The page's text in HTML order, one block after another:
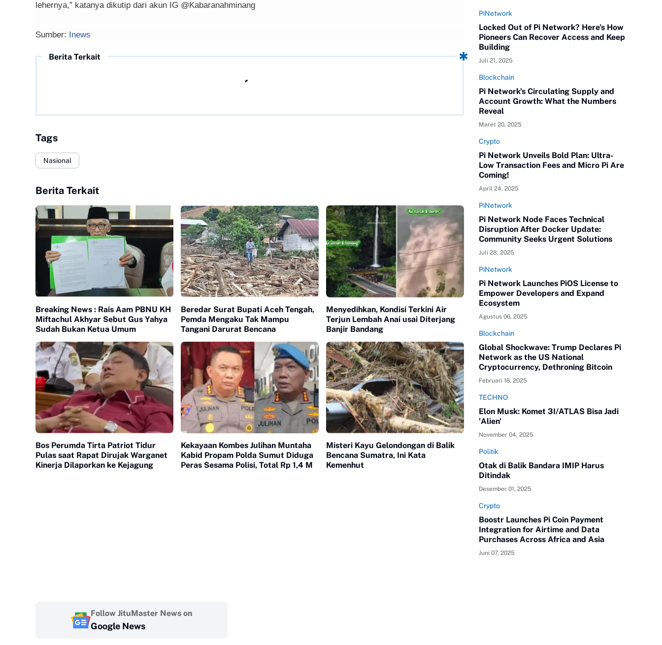
lehernya,” katanya dikutip dari akun IG @Kabaranahminang
Sumber: Inews
Berita Terkait
Tags
Nasional
Berita Terkait
Breaking News : Rais Aam PBNU KH
Miftachul Akhyar Sebut Gus Yahya
Sudah Bukan Ketua Umum
Beredar Surat Bupati Aceh Tengah,
Pemda Mengaku Tak Mampu
Tangani Darurat Bencana
Menyedihkan, Kondisi Terkini Air
Terjun Lembah Anai usai Diterjang
Banjir Bandang
Bos Perumda Tirta Patriot Tidur
Pulas saat Rapat Dirujak Warganet
Kinerja Dilaporkan ke Kejagung
Kekayaan Kombes Julihan Muntaha
Kabid Propam Polda Sumut Diduga
Peras Sesama Polisi, Total Rp 1,4 M
Misteri Kayu Gelondongan di Balik
Bencana Sumatra, Ini Kata
Kemenhut
PiNetwork
Locked Out of Pi Network? Here’s How
Pioneers Can Recover Access and Keep
Building
Juli 21, 2025
Blockchain
Pi Network's Circulating Supply and
Account Growth: What the Numbers
Reveal
Maret 20, 2025
Crypto
Pi Network Unveils Bold Plan: Ultra-
Low Transaction Fees and Micro Pi Are
Coming!
April 24, 2025
PiNetwork
Pi Network Node Faces Technical
Disruption After Docker Update:
Community Seeks Urgent Solutions
Juli 28, 2025
PiNetwork
Pi Network Launches PiOS License to
Empower Developers and Expand
Ecosystem
Agustus 06, 2025
Blockchain
Global Shockwave: Trump Declares Pi
Network as the US National
Cryptocurrency, Dethroning Bitcoin
Februari 16, 2025
TECHNO
Elon Musk: Komet 3I/ATLAS Bisa Jadi
'Alien'
November 04, 2025
Politik
Otak di Balik Bandara IMIP Harus
Ditindak
Desember 01, 2025
Crypto
Boostr Launches Pi Coin Payment
Integration for Airtime and Data
Purchases Across Africa and Asia
Juni 07, 2025
Follow JituMaster News on
Google News